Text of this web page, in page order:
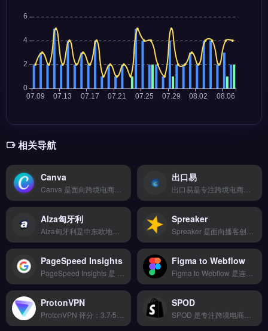
相关导航
Canva 出口易
Alza匈牙利 Spreaker
PageSpeed Insights Figma to Webflow
ProtonVPN SPOD